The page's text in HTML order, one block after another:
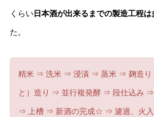
くらい 日本酒が出来るまでの製造工程は
た。
精米 ⇒ 洗米 ⇒ 浸漬 ⇒ 蒸米 ⇒ 麹造り
と）造り ⇒ 並行複発酵 ⇒ 段仕込み ⇒
⇒ 上槽 ⇒ 新酒の完成☆ ⇒ 濾過、火入